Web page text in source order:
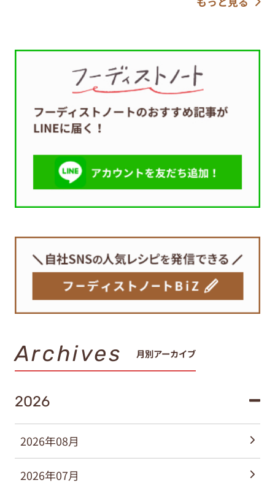
Archives 月別アーカイブ
2026
2026年08月
2026年07月